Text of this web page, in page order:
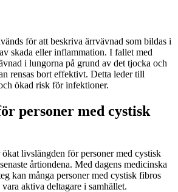
för att beskriva ärrvävnad som bildas i
skada eller inflammation. I fallet med
i lungorna på grund av det tjocka och
rensas bort effektivt. Detta leder till
ökad risk för infektioner.
personer med cystisk
livslängden för personer med cystisk
årtiondena. Med dagens medicinska
kan många personer med cystisk fibros
aktiva deltagare i samhället.